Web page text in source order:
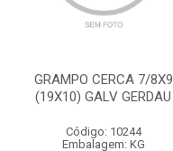
GRAMPO CERCA 7/8X9
(19X10) GALV GERDAU
Código: 10244
Embalagem: KG